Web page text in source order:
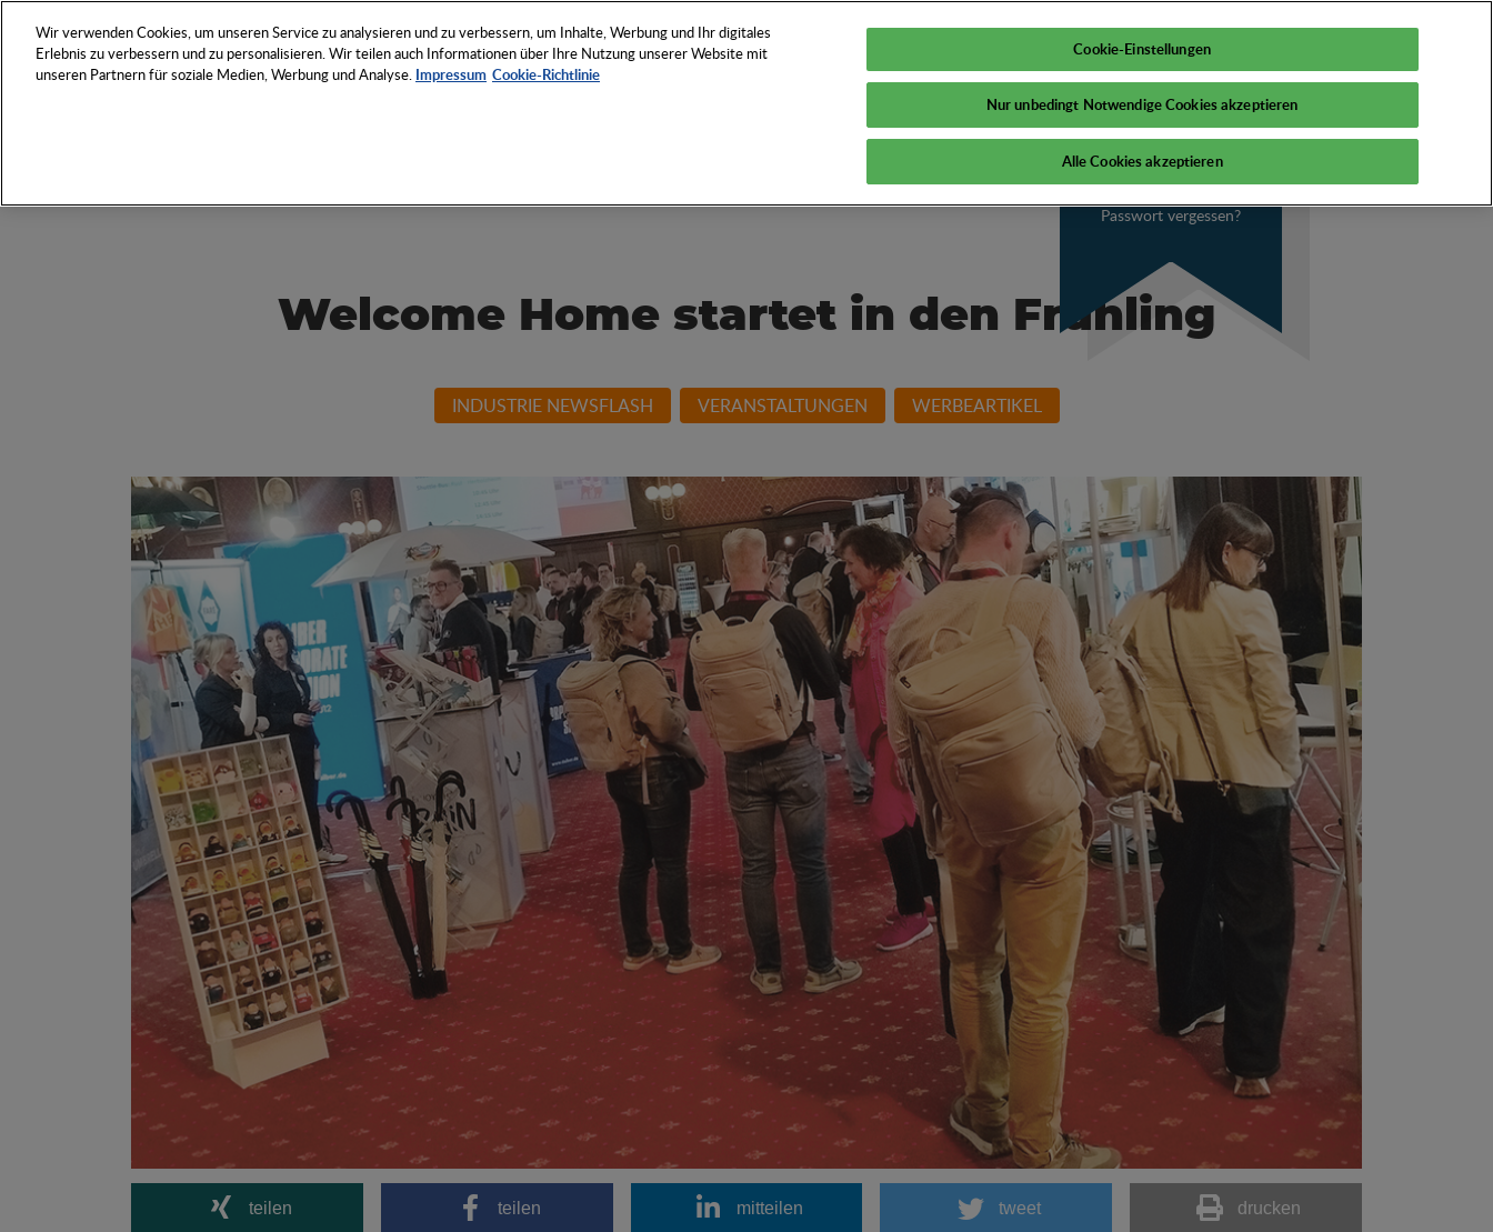
NETZWERK VERANSTALTUNGEN TOOLS NEWS KNOW-HOW FAQS DE
Passwort vergessen?
Mein PSI
Welcome Home startet in den Frühling
INDUSTRIE NEWSFLASH VERANSTALTUNGEN WERBEARTIKEL
teilen teilen mitteilen tweet drucken
Wir verwenden Cookies, um unseren Service zu analysieren und zu verbessern, um Inhalte, Werbung und Ihr digitales
Erlebnis zu verbessern und zu personalisieren. Wir teilen auch Informationen über Ihre Nutzung unserer Website mit
unseren Partnern für soziale Medien, Werbung und Analyse. Impressum Cookie-Richtlinie
Cookie-Einstellungen
Nur unbedingt Notwendige Cookies akzeptieren
Alle Cookies akzeptieren